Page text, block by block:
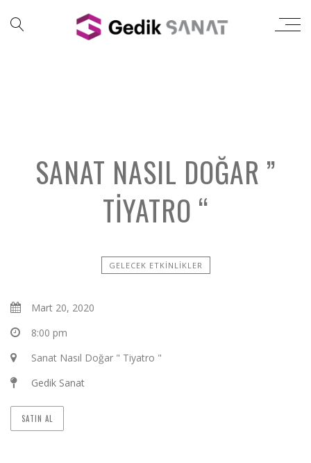
SANAT NASIL DOĞAR ”
TIYATRO “
GELECEK ETKINLIKLER
Mart 20, 2020
8:00 pm
Sanat Nasıl Doğar " Tiyatro "
Gedik Sanat
SATIN AL